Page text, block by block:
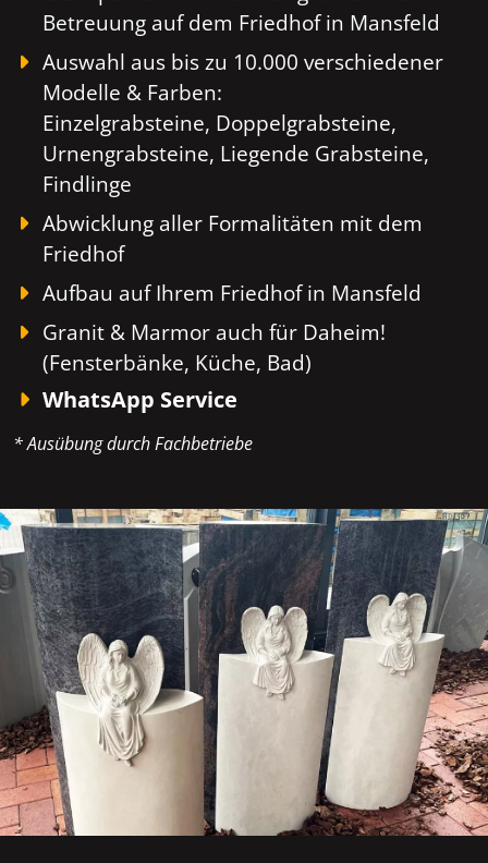
Betreuung auf dem Friedhof in Mansfeld
Auswahl aus bis zu 10.000 verschiedener
Modelle & Farben:
Einzelgrabsteine, Doppelgrabsteine,
Urnengrabsteine, Liegende Grabsteine,
Findlinge
Abwicklung aller Formalitäten mit dem
Friedhof
Aufbau auf Ihrem Friedhof in Mansfeld
Granit & Marmor auch für Daheim!
(Fensterbänke, Küche, Bad)
WhatsApp Service
* Ausübung durch Fachbetriebe